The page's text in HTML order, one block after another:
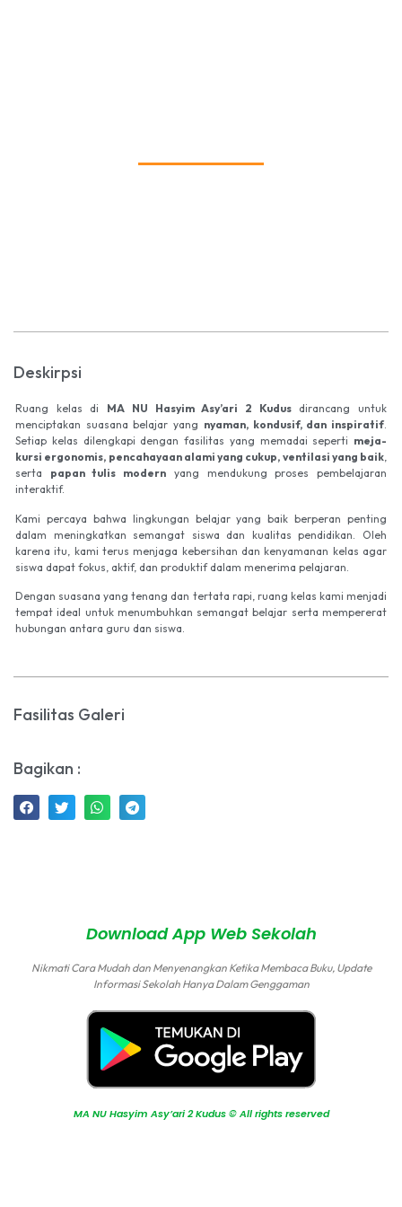
Deskirpsi
Ruang kelas di MA NU Hasyim Asy’ari 2 Kudusdirancang untuk
menciptakan suasana belajar yang nyaman, kondusif, dan inspiratif.
Setiap kelas dilengkapi dengan fasilitas yang memadai seperti meja-
kursi ergonomis, pencahayaan alami yang cukup, ventilasi yang baik,
serta papan tulis modern yang mendukung proses pembelajaran
interaktif.
Kami percaya bahwa lingkungan belajar yang baik berperan penting
dalam meningkatkan semangat siswa dan kualitas pendidikan. Oleh
karena itu, kami terus menjaga kebersihan dan kenyamanan kelas agar
siswa dapat fokus, aktif, dan produktif dalam menerima pelajaran.
Dengan suasana yang tenang dan tertata rapi, ruang kelas kami menjadi
tempat ideal untuk menumbuhkan semangat belajar serta mempererat
hubungan antara guru dan siswa.
Fasilitas Galeri
Bagikan :
Download App Web Sekolah
Nikmati Cara Mudah dan Menyenangkan Ketika Membaca Buku, Update
Informasi Sekolah Hanya Dalam Genggaman
MA NU Hasyim Asy’ari 2 Kudus © All rights reserved